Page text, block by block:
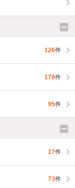
126件
178件
95件
17件
73件